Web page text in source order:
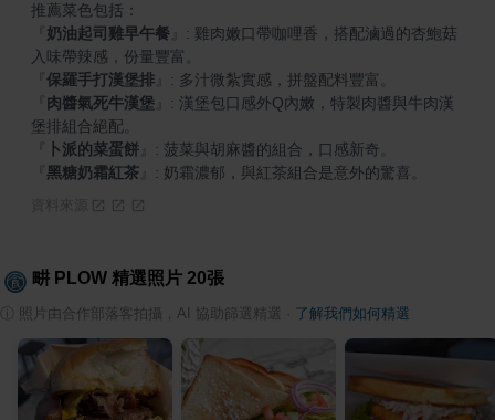
奶油起司雞早午餐
: 雞肉嫩口帶咖哩香，搭配滷過的杏鮑菇
保羅手打漢堡排
肉醬氣死牛漢堡
: 漢堡包口感外Q內嫩，特製肉醬與牛肉漢
卜派的菜蛋餅
黑糖奶霜紅茶 : 奶霜濃郁，與紅茶組合是意外的驚喜。
畊 PLOW 精選照片 20張
照片由合作部落客拍攝，AI 協助篩選精選 了解我們如何精選